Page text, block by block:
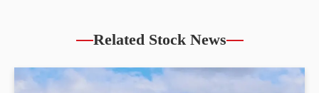
Related Stock News